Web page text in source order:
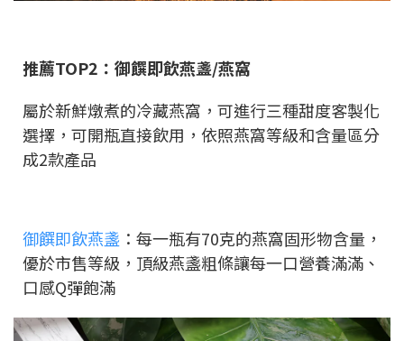
推薦TOP2：御饌即飲燕盞/燕窩
屬於新鮮燉煮的冷藏燕窩，可進行三種甜度客製化
選擇，可開瓶直接飲用，依照燕窩等級和含量區分
成2款產品
御饌即飲燕盞 ：每一瓶有70克的燕窩固形物含量，
優於市售等級，頂級燕盞粗條讓每一口營養滿滿、
口感Q彈飽滿